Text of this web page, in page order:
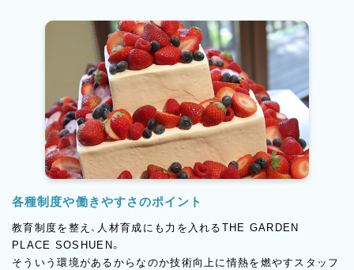
各種制度や働きやすさのポイント
教育制度を整え、人材育成にも力を入れるTHE GARDEN
PLACE SOSHUEN。
そういう環境があるからなのか技術向上に情熱を燃やすスタッフ